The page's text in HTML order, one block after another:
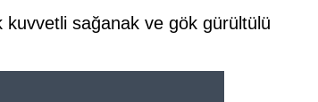
sağanak ve gök gürültülü